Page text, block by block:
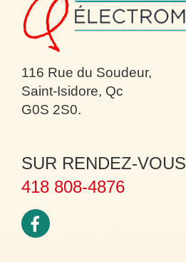
116 Rue du Soudeur,
Saint-Isidore, Qc
G0S 2S0.
SUR RENDEZ-VOUS
418 808-4876